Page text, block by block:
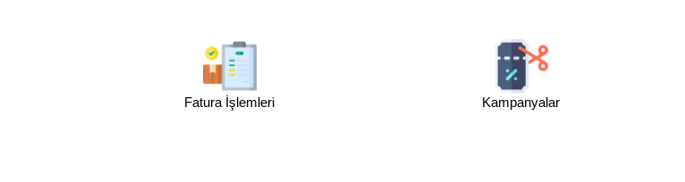
Fatura İşlemleri Kampanyalar